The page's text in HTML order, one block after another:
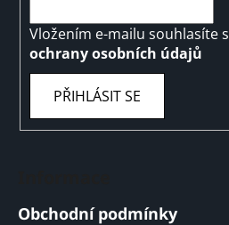
Vložením e-mailu souhlasíte s
ochrany osobních údajů
PŘIHLÁSIT SE
Obchodní podmínky